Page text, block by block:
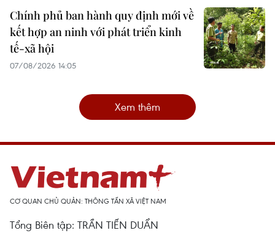
Chính phủ ban hành quy định mới về
kết hợp an ninh với phát triển kinh
tế-xã hội
07/08/2026 14:05
Xem thêm
CƠ QUAN CHỦ QUẢN: THÔNG TẤN XÃ VIỆT NAM
Tổng Biên tập: TRẦN TIẾN DUẨN